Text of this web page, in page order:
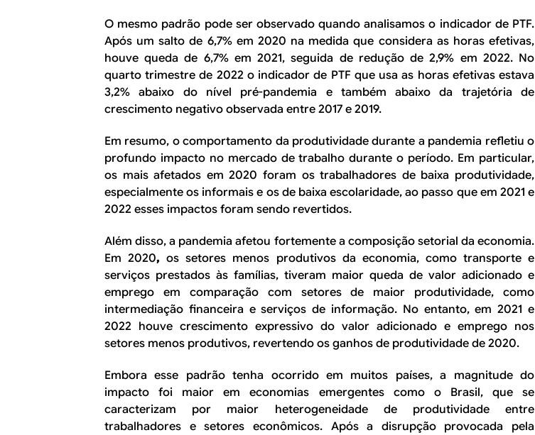
O mesmo padrão pode ser observado quando analisamos o indicador de PTF.
Após um salto de 6,7% em 2020 na medida que considera as horas efetivas,
houve queda de 6,7% em 2021, seguida de redução de 2,9% em 2022. No
quarto trimestre de 2022 o indicador de PTF que usa as horas efetivas estava
3,2% abaixo do nível pré-pandemia e também abaixo da trajetória de
crescimento negativo observada entre 2017 e 2019.
Em resumo, o comportamento da produtividade durante a pandemia refletiu o
profundo impacto no mercado de trabalho durante o período. Em particular,
os mais afetados em 2020 foram os trabalhadores de baixa produtividade,
especialmente os informais e os de baixa escolaridade, ao passo que em 2021 e
2022 esses impactos foram sendo revertidos.
Além disso, a pandemia afetou fortemente a composição setorial da economia.
Em 2020, os setores menos produtivos da economia, como transporte e
serviços prestados às famílias, tiveram maior queda de valor adicionado e
emprego em comparação com setores de maior produtividade, como
intermediação financeira e serviços de informação. No entanto, em 2021 e
2022 houve crescimento expressivo do valor adicionado e emprego nos
setores menos produtivos, revertendo os ganhos de produtividade de 2020.
Embora esse padrão tenha ocorrido em muitos países, a magnitude do
impacto foi maior em economias emergentes como o Brasil, que se
caracterizam por maior heterogeneidade de produtividade entre
trabalhadores e setores econômicos. Após a disrupção provocada pela